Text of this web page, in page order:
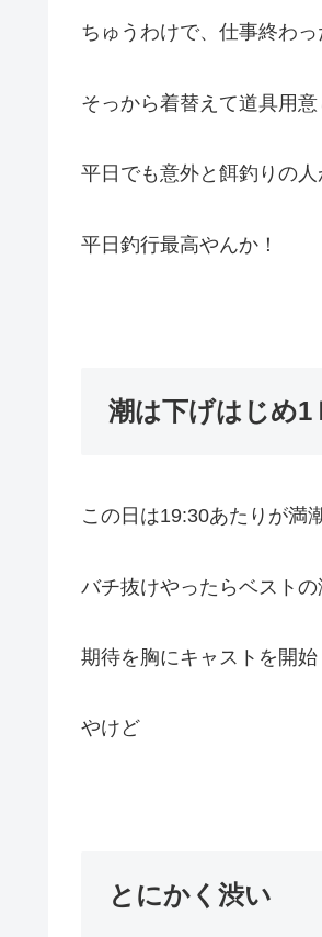
ちゅうわけで、仕事終わ
そっから着替えて道具用
平日でも意外と餌釣りの
平日釣行最高やんか！
潮は下げはじめ1
この日は19:30あたりが満
バチ抜けやったらベストの
期待を胸にキャストを開始
やけど
とにかく渋い